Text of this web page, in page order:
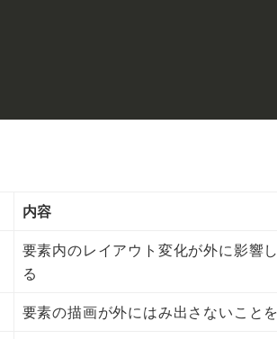
内容
要素内のレイアウト変化が外に影響
る
要素の描画が外にはみ出さないこと